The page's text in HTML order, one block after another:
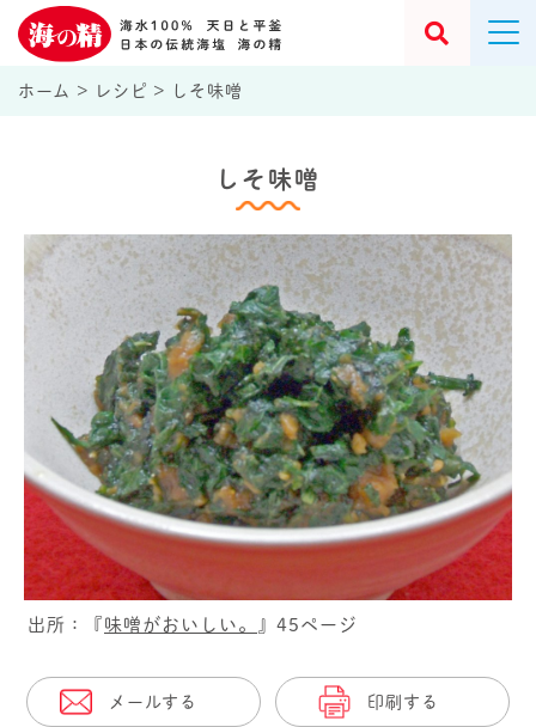
ホーム > レシピ > しそ味噌
しそ味噌
出所：『 味噌がおいしい。 』45ページ
メールする 印刷する